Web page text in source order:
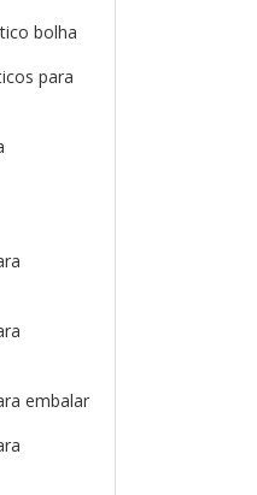
bolha
para
embalar